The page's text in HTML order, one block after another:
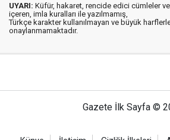
UYARI: Küfür, hakaret, rencide edici cümleler
içeren, imla kuralları ile yazılmamış,
Türkçe karakter kullanılmayan ve büyük
onaylanmamaktadır.
Gazete İlk Sayfa ©